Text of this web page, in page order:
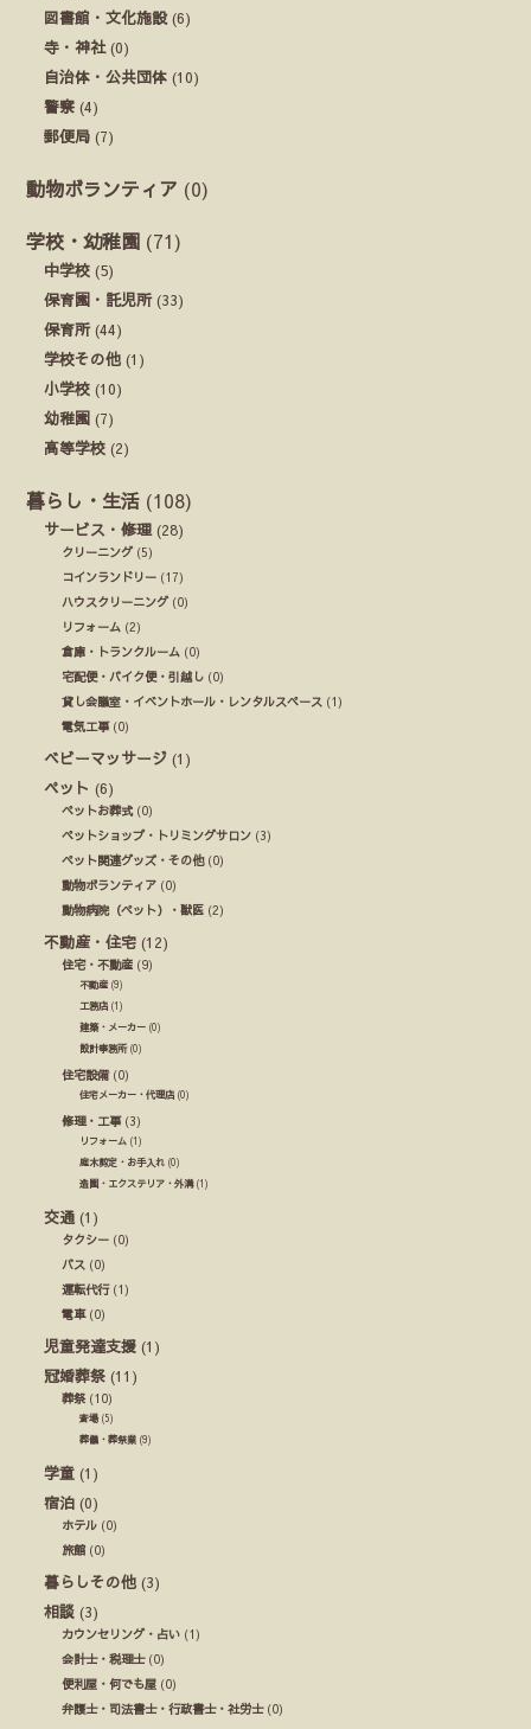
図書館・文化施設(6)
寺・神社(0)
自治体・公共団体 (10)
警察 (4)
郵便局 (7)
動物ボランティア (0)
学校・幼稚園 (71)
中学校 (5)
保育園・託児所(33)
保育所(44)
学校その他 (1)
小学校 (10)
幼稚園 (7)
高等学校 (2)
暮らし・生活 (108)
サービス・修理 (28)
クリーニング(5)
コインランドリー (17)
ハウスクリーニング(0)
リフォーム (2)
倉庫・トランクルーム (0)
宅配便・バイク便・引越し (0)
貸し会議室・イベントホール・レンタルスペース (1)
電気工事(0)
ベビーマッサージ (1)
ペット (6)
ペットお葬式(0)
ペットショップ・トリミングサロン (3)
ペット関連グッズ・その他(0)
動物ボランティア (0)
動物病院（ペット）・獣医 (2)
不動産・住宅 (12)
住宅・不動産 (9)
不動産 (9)
工務店 (1)
建築・メーカー (0)
設計事務所(0)
住宅設備(0)
住宅メーカー・代理店 (0)
修理・工事(3)
リフォーム (1)
庭木剪定・お手入れ (0)
造園・エクステリア・外溝(1)
交通 (1)
タクシー (0)
バス (0)
運転代行(1)
電車(0)
児童発達支援 (1)
冠婚葬祭 (11)
葬祭(10)
斎場(5)
葬儀・葬祭業 (9)
学童 (1)
宿泊 (0)
ホテル (0)
旅館 (0)
暮らしその他 (3)
相談 (3)
カウンセリング・占い (1)
会計士・税理士(0)
便利屋・何でも屋 (0)
弁護士・司法書士・行政書士・社労士(0)